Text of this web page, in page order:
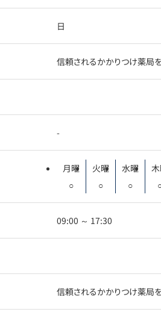
日
信頼されるかかりつけ薬局
-
月曜
○
火曜
○
水曜
○
09:00 ～ 17:30
信頼されるかかりつけ薬局